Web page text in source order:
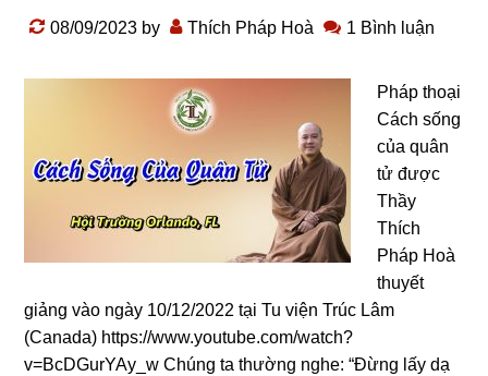
08/09/2023 by Thích Pháp Hoà 1 Bình luận
Pháp thoại
Cách sống
của quân
tử được
Thầy
Thích
Pháp Hoà
thuyết
giảng vào ngày 10/12/2022 tại Tu viện Trúc Lâm
(Canada) https://www.youtube.com/watch?
v=BcDGurYAy_w Chúnɡ ta thườnɡ nɡhe: “Đừnɡ lấy dạ